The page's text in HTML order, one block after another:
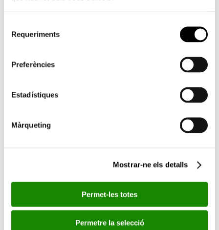
Requeriments
Preferències
Estadístiques
Màrqueting
Mostrar-ne els detalls
Permet-les totes
Permetre la selecció
Economía circular. Proyectos que ayuden a reducir y
innovación tecnológica en procesos y productos (bienes y
Desarrollo rural. Proyectos que prevengan la despoblación
enfoque de gestión sostenible de los recursos y de
generación de impacto social y ambiental positivos.
El compromiso social de CaixaBank es también un
compromiso
con el medioambiente
y con la transición a una economía baja
destina una parte del presupuesto a desarrollar estrategias
CaixaBank, referente en banca socialmente responsable
CaixaBank es una entidad con vocación social. Gracias a la
capilaridad territorial de su red de oficinas, detecta necesidades